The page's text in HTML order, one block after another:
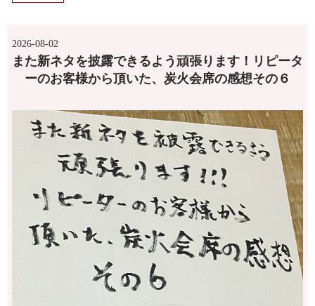
2026-08-02
また新ネタを披露できるよう頑張ります！リピータ
ーのお客様から頂いた、炭火会席の感想その６